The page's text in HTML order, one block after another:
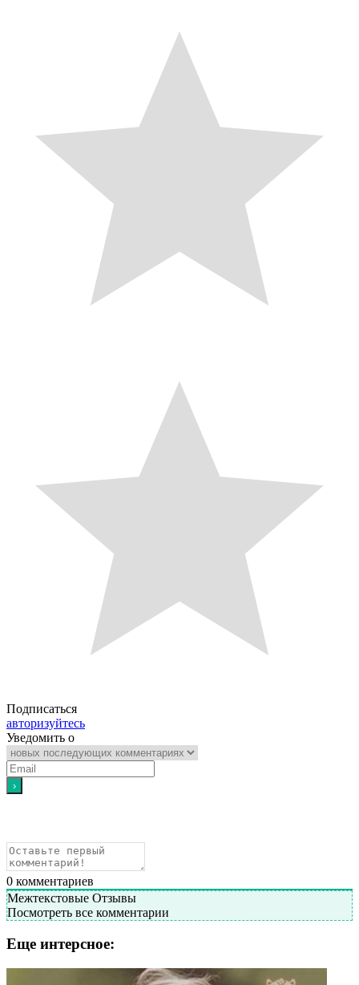
Подписаться
авторизуйтесь
Уведомить о
0 комментариев
Межтекстовые Отзывы
Посмотреть все комментарии
Еще интерсное: